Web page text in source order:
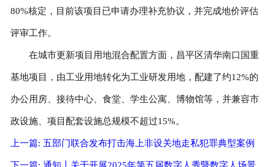
80%核定，目前该项目已申请办理补充协议，并完成地价评估
评审工作。
在城市更新项目用地混合配置方面，昌平区清华南口国重
基地项目，由工业用地转化为工业研发用地，配建了约12%的
办公用房、接待中心、食堂、学生公寓、博物馆等，并兼容市
政设施、项目配套设施总规模不超过15%。
上一篇: 五部门联合发布打击海上非设关地走私犯罪典型案例
下一篇: 通知丨关于开展2025年第五届数字人秀暨数字人场景